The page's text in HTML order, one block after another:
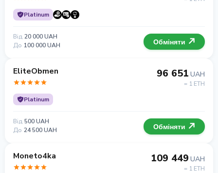
Platinum
Від 20 000 UAH
До 100 000 UAH Обміняти
EliteObmen
Platinum
96 651 UAH
= 1 ETH
Від 500 UAH
До 24 500 UAH Обміняти
Moneto4ka 109 449 UAH
= 1 ETH